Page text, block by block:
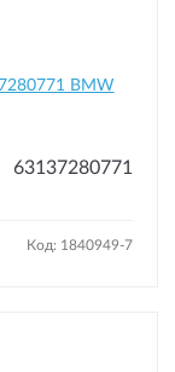
BMW
63137280771
Код: 1840949-7